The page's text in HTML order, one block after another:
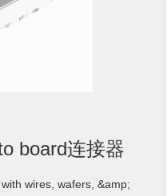
board连接器
wires, wafers, &amp;